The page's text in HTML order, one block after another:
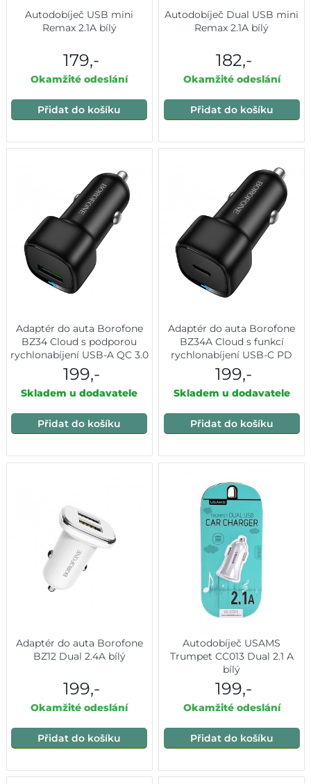
Autodobíječ USB mini
Remax 2.1A bílý
179,-
Okamžité odeslání
Přidat do košíku
Autodobíječ Dual USB mini
Remax 2.1A bílý
182,-
Okamžité odeslání
Přidat do košíku
Adaptér do auta Borofone
BZ34 Cloud s podporou
rychlonabíjení USB-A QC 3.0
18W černý
199,-
Skladem u dodavatele
Přidat do košíku
Adaptér do auta Borofone
BZ34A Cloud s funkcí
rychlonabíjení USB-C PD
20W černý
199,-
Skladem u dodavatele
Přidat do košíku
Adaptér do auta Borofone
BZ12 Dual 2.4A bílý
199,-
Okamžité odeslání
Přidat do košíku
Autodobíječ USAMS
Trumpet CC013 Dual 2.1 A
bílý
199,-
Okamžité odeslání
Přidat do košíku